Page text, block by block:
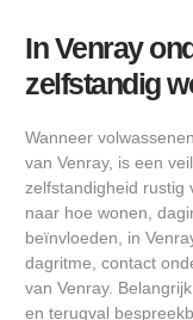
In Venray
zelfstandig
Wanneer
van Venray, is een
zelfstandigheid rustig
naar hoe wonen,
beïnvloeden, in
dagritme, contact
van Venray.
en terugval